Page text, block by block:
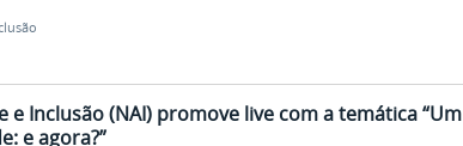
e Inclusão (NAI) promove live com a temática “Um
e agora?”